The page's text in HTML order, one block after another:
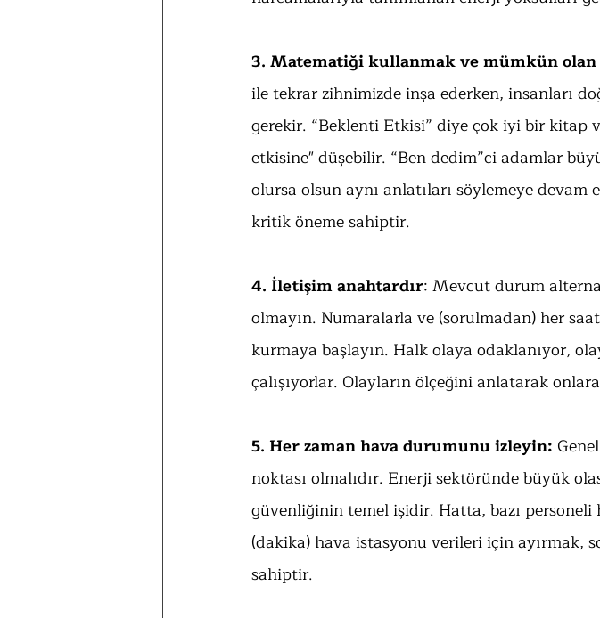
3. Matematiği kullanmak ve mümkün
ile tekrar zihnimizde inşa ederken, insanları
gerekir. “Beklenti Etkisi” diye çok iyi bir kitap
etkisine" düşebilir. “Ben dedim”ci adamlar
olursa olsun aynı anlatıları söylemeye
kritik öneme sahiptir.
4. İletişim anahtardır: Mevcut durum
olmayın. Numaralarla ve (sorulmadan) her
kurmaya başlayın. Halk olaya odaklanıyor,
çalışıyorlar. Olayların ölçeğini anlatarak
5. Her zaman hava durumunu izleyin:
noktası olmalıdır. Enerji sektöründe büyük
güvenliğinin temel işidir. Hatta, bazı
(dakika) hava istasyonu verileri için ayırmak,
sahiptir.